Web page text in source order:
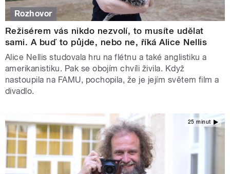
Rozhovor
Režisérem vás nikdo nezvolí, to musíte udělat
sami. A buď to půjde, nebo ne, říká Alice Nellis
Alice Nellis studovala hru na flétnu a také anglistiku a
amerikanistiku. Pak se obojím chvíli živila. Když
nastoupila na FAMU, pochopila, že je jejím světem film a
divadlo.
25 minut